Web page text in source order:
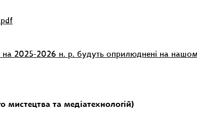
на 2025-2026 н. р. будуть оприлюднені на
мистецтва та медіатехнологій)